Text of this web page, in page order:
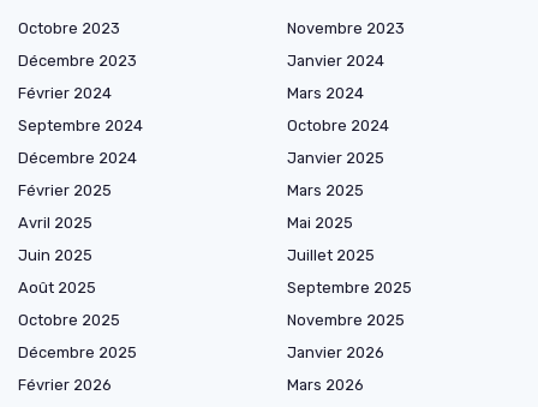
Octobre 2023
Novembre 2023
Décembre 2023
Janvier 2024
Février 2024
Mars 2024
Septembre 2024
Octobre 2024
Décembre 2024
Janvier 2025
Février 2025
Mars 2025
Avril 2025
Mai 2025
Juin 2025
Juillet 2025
Août 2025
Septembre 2025
Octobre 2025
Novembre 2025
Décembre 2025
Janvier 2026
Février 2026
Mars 2026